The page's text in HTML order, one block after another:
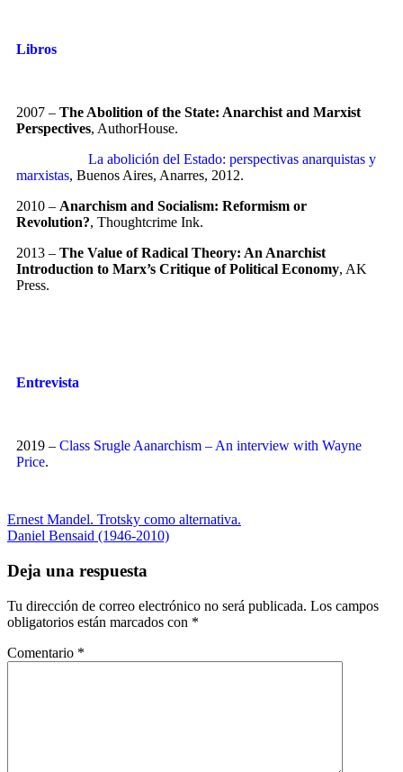
Libros
2007 – The Abolition of the State: Anarchist and Marxist
Perspectives, AuthorHouse.
La abolición del Estado: perspectivas anarquistas y
marxistas, Buenos Aires, Anarres, 2012.
2010 – Anarchism and Socialism: Reformism or
Revolution?, Thoughtcrime Ink.
2013 – The Value of Radical Theory: An Anarchist
Introduction to Marx’s Critique of Political Economy, AK
Press.
Entrevista
2019 – Class Srugle Aanarchism – An interview with Wayne
Price.
Ernest Mandel. Trotsky como alternativa.
Daniel Bensaid (1946-2010)
Deja una respuesta
Tu dirección de correo electrónico no será publicada. Los campos
obligatorios están marcados con *
Comentario *